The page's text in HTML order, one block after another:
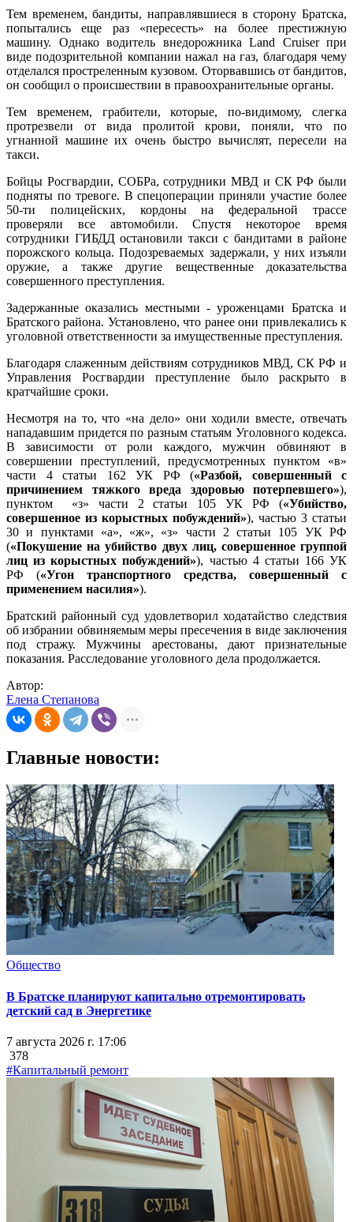
Тем временем, бандиты, направлявшиеся в сторону Братска,
попытались еще раз «пересесть» на более престижную
машину. Однако водитель внедорожника Land Cruiser при
виде подозрительной компании нажал на газ, благодаря чему
отделался простреленным кузовом. Оторвавшись от бандитов,
он сообщил о происшествии в правоохранительные органы.
Тем временем, грабители, которые, по-видимому, слегка
протрезвели от вида пролитой крови, поняли, что по
угнанной машине их очень быстро вычислят, пересели на
такси.
Бойцы Росгвардии, СОБРа, сотрудники МВД и СК РФ были
подняты по тревоге. В спецоперации приняли участие более
50-ти полицейских, кордоны на федеральной трассе
проверяли все автомобили. Спустя некоторое время
сотрудники ГИБДД остановили такси с бандитами в районе
порожского кольца. Подозреваемых задержали, у них изъяли
оружие, а также другие вещественные доказательства
совершенного преступления.
Задержанные оказались местными - уроженцами Братска и
Братского района. Установлено, что ранее они привлекались к
уголовной ответственности за имущественные преступления.
Благодаря слаженным действиям сотрудников МВД, СК РФ и
Управления Росгвардии преступление было раскрыто в
кратчайшие сроки.
Несмотря на то, что «на дело» они ходили вместе, отвечать
нападавшим придется по разным статьям Уголовного кодекса.
В зависимости от роли каждого, мужчин обвиняют в
совершении преступлений, предусмотренных пунктом «в»
части 4 статьи 162 УК РФ («Разбой, совершенный с
причинением тяжкого вреда здоровью потерпевшего»),
пунктом «з» части 2 статьи 105 УК РФ («Убийство,
совершенное из корыстных побуждений»), частью 3 статьи
30 и пунктами «а», «ж», «з» части 2 статьи 105 УК РФ
(«Покушение на убийство двух лиц, совершенное группой
лиц из корыстных побуждений»), частью 4 статьи 166 УК
РФ («Угон транспортного средства, совершенный с
применением насилия»).
Братский районный суд удовлетворил ходатайство следствия
об избрании обвиняемым меры пресечения в виде заключения
под стражу. Мужчины арестованы, дают признательные
показания. Расследование уголовного дела продолжается.
Автор:
Елена Степанова
Главные новости:
Общество
В Братске планируют капитально отремонтировать
детский сад в Энергетике
7 августа 2026 г. 17:06
378
#Капитальный ремонт